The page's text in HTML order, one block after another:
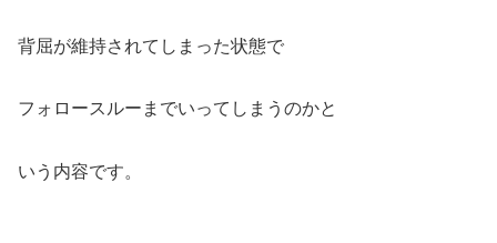
背屈が維持されてしまった状態で
フォロースルーまでいってしまうのかと
いう内容です。